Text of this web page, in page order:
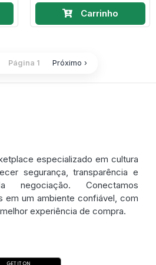
Carrinho
Página 1 Próximo ›
especializado em cultura
segurança, transparência e
Conectamos
em um ambiente confiável, com
experiência de compra.